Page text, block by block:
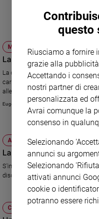
Tv
streaming
Musica
Arte
Famiglia
ed
educazione
Genitori
e
figli
Coppia
Scuola
MUSICA
Laura Pausini, le mie
La cantante, in vetta alle
carriera, racconta di sè e delle
alle amiche colleghe come
piacerebbe incidere i canti della
Eugenio Arcidiacono
ATTUALITÀ
Laura Pausini, il grande
S'intitola "Inedito" il nuovo album
dischi nel mondo. Il duetto con la
CULTURA E SPETTACOLI
questo
Riusciamo a fornire
grazie alla
Accettando i
nostri partner di
personalizzata ed
Avrai comunque la
consenso in
Selezionando
annunci su
Selezionando
attivati annunci
cookie o
potranno essere